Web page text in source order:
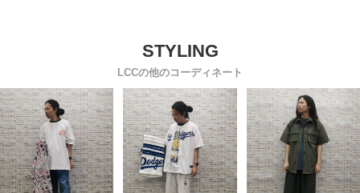
LCCの他のコーディネート